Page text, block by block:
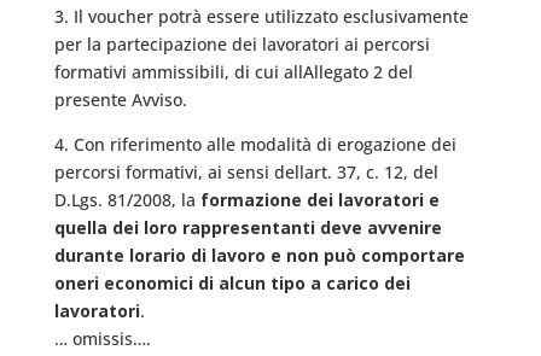
3. Il voucher potrà essere utilizzato esclusivamente
per la partecipazione dei lavoratori ai percorsi
formativi ammissibili, di cui allAllegato 2 del
presente Avviso.
4. Con riferimento alle modalità di erogazione dei
percorsi formativi, ai sensi dellart. 37, c. 12, del
D.Lgs. 81/2008, la formazione dei lavoratori e
quella dei loro rappresentanti deve avvenire
durante lorario di lavoro e non può comportare
oneri economici di alcun tipo a carico dei
lavoratori.
… omissis….